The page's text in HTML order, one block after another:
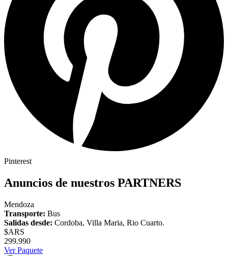
Pinterest
Anuncios de nuestros PARTNERS
Mendoza
Transporte: Bus
Salidas desde: Cordoba, Villa Maria, Rio Cuarto.
$ARS
299.990
Ver Paquete